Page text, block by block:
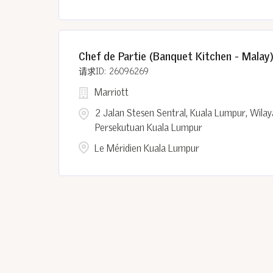
Chef de Partie (Banquet Kitchen - Malay)
26096269
2 Jalan Stesen Sentral, Kuala Lumpur,
Persekutuan Kuala Lumpur
Marriott
Le Méridien Kuala Lumpur